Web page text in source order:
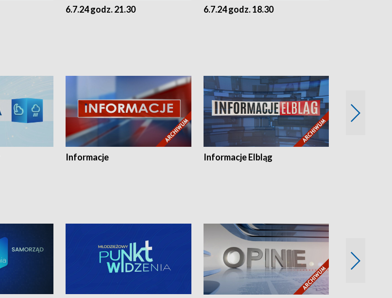
6.7.24 godz. 21.30 6.7.24 godz. 18.30
Informacje Informacje Elbląg